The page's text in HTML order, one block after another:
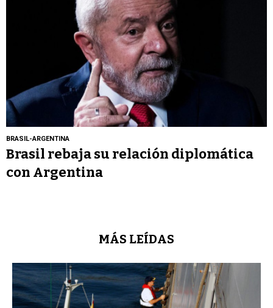
BRASIL-ARGENTINA
Brasil rebaja su relación diplomática
con Argentina
MÁS LEÍDAS